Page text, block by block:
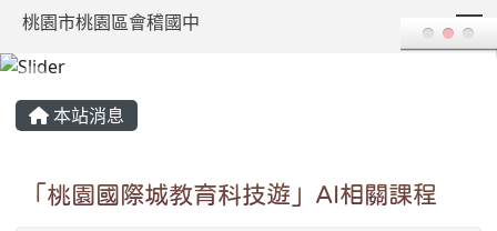
桃園市桃園區會稽國中
本站消息
「桃園國際城教育科技遊」AI相關課程